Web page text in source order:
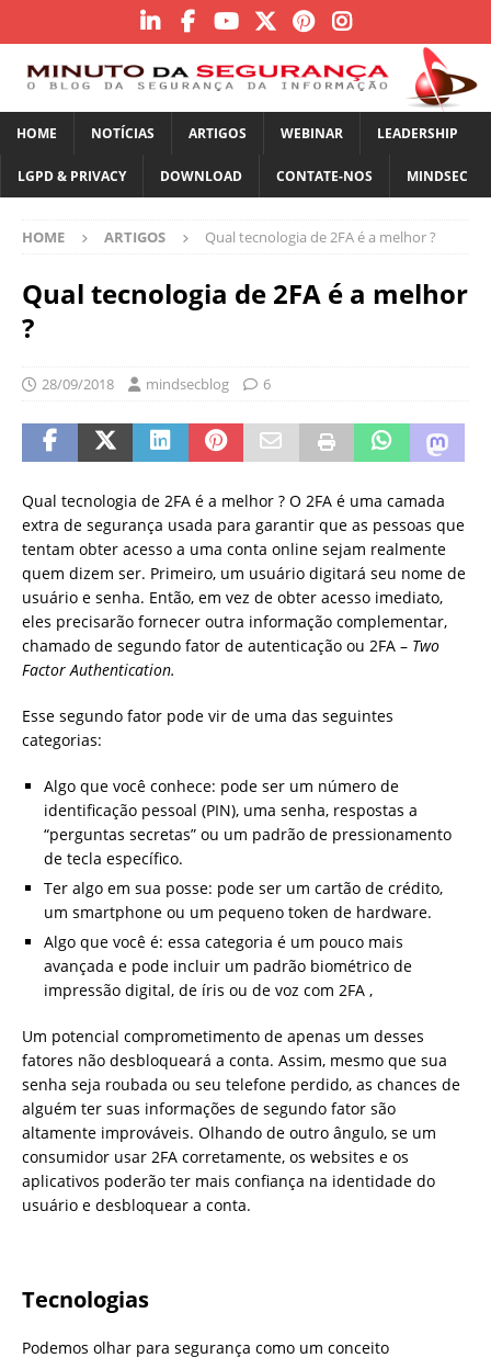
HOME NOTÍCIAS ARTIGOS WEBINAR LEADERSHIP
LGPD & PRIVACY DOWNLOAD CONTATE-NOS MINDSEC
HOME ARTIGOS Qual tecnologia de 2FA é a melhor ?
Qual tecnologia de 2FA é a melhor
?
28/09/2018 mindsecblog 6
Qual tecnologia de 2FA é a melhor ? O 2FA é uma camada
extra de segurança usada para garantir que as pessoas que
tentam obter acesso a uma conta online sejam realmente
quem dizem ser. Primeiro, um usuário digitará seu nome de
usuário e senha. Então, em vez de obter acesso imediato,
eles precisarão fornecer outra informação complementar,
chamado de segundo fator de autenticação ou 2FA – Two
Factor Authentication.
Esse segundo fator pode vir de uma das seguintes
categorias:
Algo que você conhece: pode ser um número de
identificação pessoal (PIN), uma senha, respostas a
“perguntas secretas” ou um padrão de pressionamento
de tecla específico.
Ter algo em sua posse: pode ser um cartão de crédito,
um smartphone ou um pequeno token de hardware.
Algo que você é: essa categoria é um pouco mais
avançada e pode incluir um padrão biométrico de
impressão digital, de íris ou de voz com 2FA ,
Um potencial comprometimento de apenas um desses
fatores não desbloqueará a conta. Assim, mesmo que sua
senha seja roubada ou seu telefone perdido, as chances de
alguém ter suas informações de segundo fator são
altamente improváveis. Olhando de outro ângulo, se um
consumidor usar 2FA corretamente, os websites e os
aplicativos poderão ter mais confiança na identidade do
usuário e desbloquear a conta.
Tecnologias
Podemos olhar para segurança como um conceito